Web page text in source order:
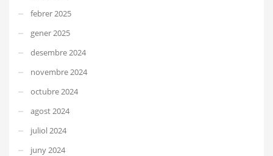
febrer 2025
gener 2025
desembre 2024
novembre 2024
octubre 2024
agost 2024
juliol 2024
juny 2024